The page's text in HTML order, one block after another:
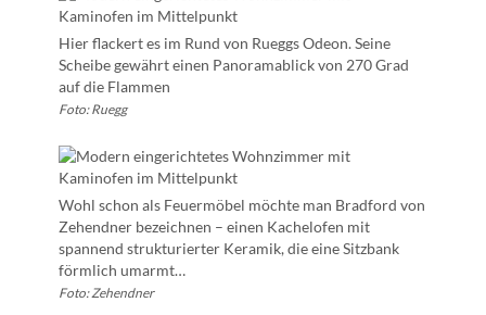
Hier flackert es im Rund von Rueggs Odeon. Seine
Scheibe gewährt einen Panoramablick von 270 Grad
auf die Flammen
Foto: Ruegg
Wohl schon als Feuermöbel möchte man Bradford von
Zehendner bezeichnen – einen Kachelofen mit
spannend strukturierter Keramik, die eine Sitzbank
förmlich umarmt…
Foto: Zehendner